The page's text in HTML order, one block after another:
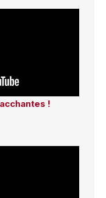
!